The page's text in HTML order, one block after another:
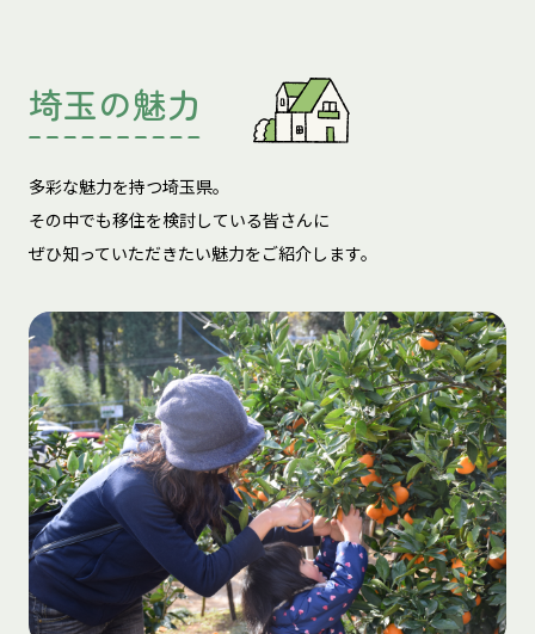
埼玉の魅力
多彩な魅力を持つ埼玉県。
その中でも移住を検討している皆さんに
ぜひ知っていただきたい魅力をご紹介します。